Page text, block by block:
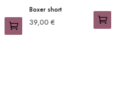
être
choisies
Boxer short
39,00 €